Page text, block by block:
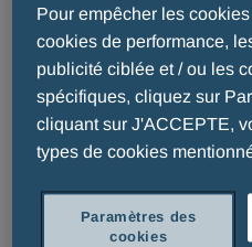
plus élevées. Ces
de notre ADN. L'éthique
facteurs clés de la
au long de notre
simples mots mais d'un
le comportement
l'engagement envers la
actions conscientes
Pour empêcher les
cookies de performance,
publicité ciblée et / ou les
spécifiques, cliquez sur
cliquant sur J'ACCEPTE,
types de cookies
Paramètres des
cookies